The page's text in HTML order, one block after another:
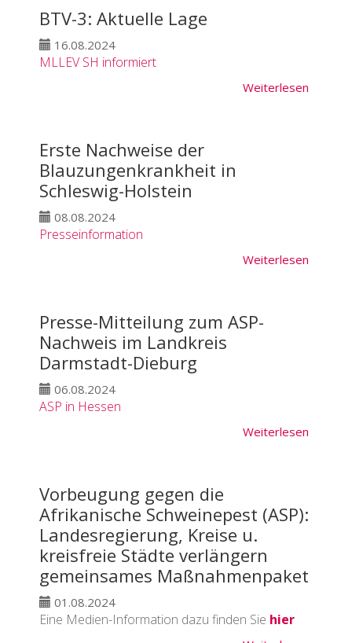
BTV-3: Aktuelle Lage
16.08.2024
MLLEV SH informiert
Weiterlesen
Erste Nachweise der
Blauzungenkrankheit in
Schleswig-Holstein
08.08.2024
Presseinformation
Weiterlesen
Presse-Mitteilung zum ASP-
Nachweis im Landkreis
Darmstadt-Dieburg
06.08.2024
ASP in Hessen
Weiterlesen
Vorbeugung gegen die
Afrikanische Schweinepest (ASP):
Landesregierung, Kreise u.
kreisfreie Städte verlängern
gemeinsames Maßnahmenpaket
01.08.2024
Eine Medien-Information dazu finden Sie hier